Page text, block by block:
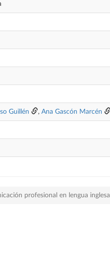
Guillén , Ana Gascón Marcén
profesional en lengua inglesa